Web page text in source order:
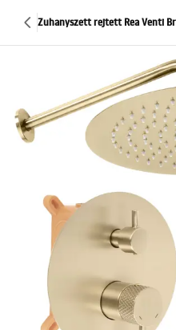
Zuhanyszett rejtett Rea Venti